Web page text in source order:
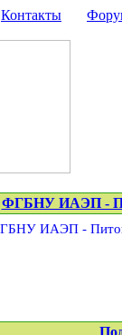
Контакты
ФГБНУ ИАЭП -